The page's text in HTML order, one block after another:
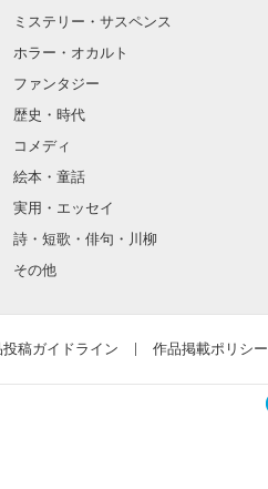
ミステリー・サスペンス
ホラー・オカルト
ファンタジー
歴史・時代
コメディ
絵本・童話
実用・エッセイ
詩・短歌・俳句・川柳
その他
投稿ガイドライン 作品掲載ポリシー